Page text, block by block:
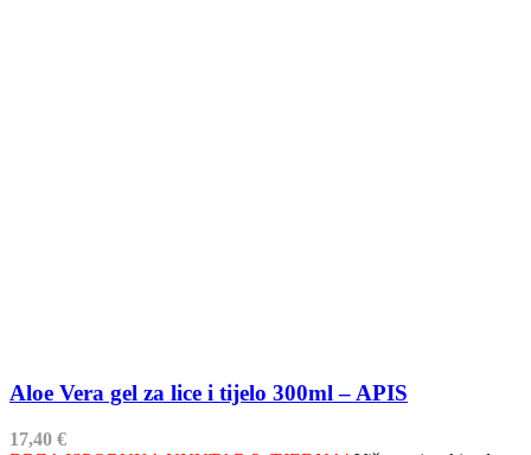
Aloe Vera gel za lice i tijelo 300ml – APIS
17,40 €